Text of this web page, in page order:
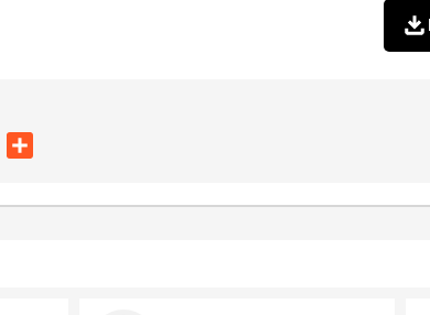
Threads